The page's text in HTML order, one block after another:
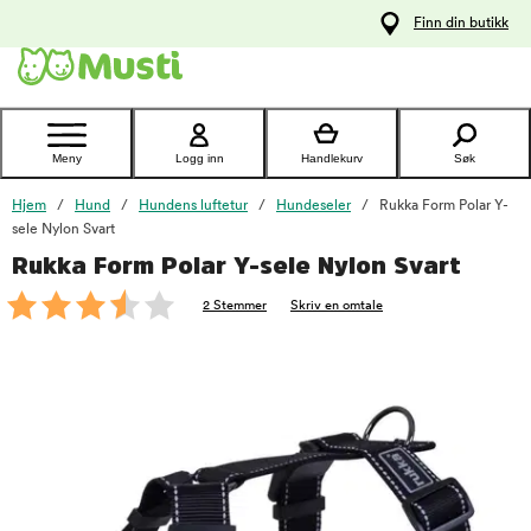
Kontakt
kundeservice
Finn din butikk
Meny Logg inn Handlekurv Søk
Hjem Hund Hundens luftetur Hundeseler
Rukka Form Polar Y-
sele Nylon Svart
Rukka Form Polar Y-sele Nylon Svart
2 Stemmer Skriv en omtale
foo